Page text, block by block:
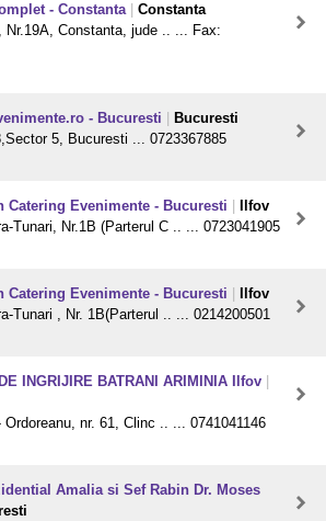
- Constanta
Constanta
Nr.19A, Constanta, jude .. ... Fax:
- Bucuresti
Bucuresti
5, Bucuresti ... 0723367885
Catering Evenimente - Bucuresti
Ilfov
Tunari, Nr.1B (Parterul C .. ... 0723041905
Catering Evenimente - Bucuresti
Ilfov
Tunari , Nr. 1B(Parterul .. ... 0214200501
INGRIJIRE BATRANI ARIMINIA Ilfov
nr. 61, Clinc .. ... 0741041146
Amalia si Sef Rabin Dr. Moses